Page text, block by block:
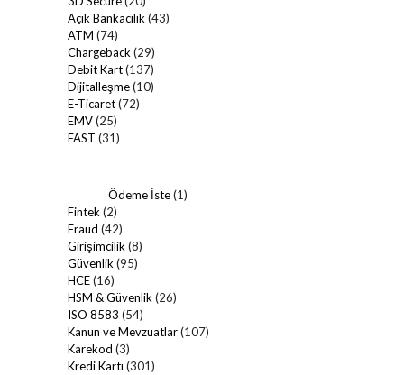
Açık Bankacılık(43)
ATM (74)
Chargeback(29)
Debit Kart(137)
Dijitalleşme(10)
E-Ticaret(72)
EMV(25)
FAST (31)
Ödeme İste(1)
Fintek(2)
Fraud (42)
Girişimcilik(8)
Güvenlik(95)
HCE(16)
HSM & Güvenlik(26)
ISO 8583 (54)
Kanun ve Mevzuatlar(107)
Karekod (3)
Kredi Kartı (301)